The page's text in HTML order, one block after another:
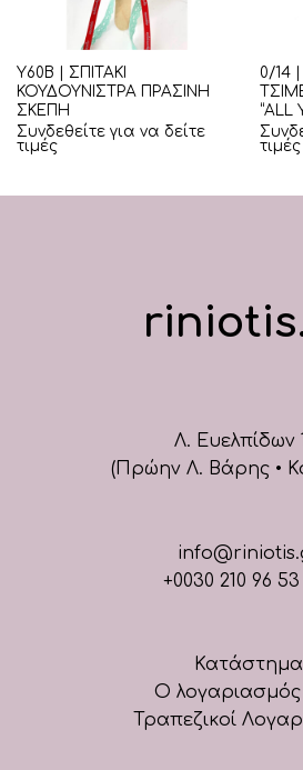
Υ60Β | ΣΠΙΤΑΚΙ
ΚΟΥΔΟΥΝΙΣΤΡΑ ΠΡΑΣΙΝΗ
ΣΚΕΠΗ
Συνδεθείτε για να δείτε
τιμές
0/14
“ALL
τιμές
Λ. Ευελπίδων
(Πρώην Λ. Βάρης •
+0030 210 96 53
Κατάστημα
Ο
Τραπεζικοί